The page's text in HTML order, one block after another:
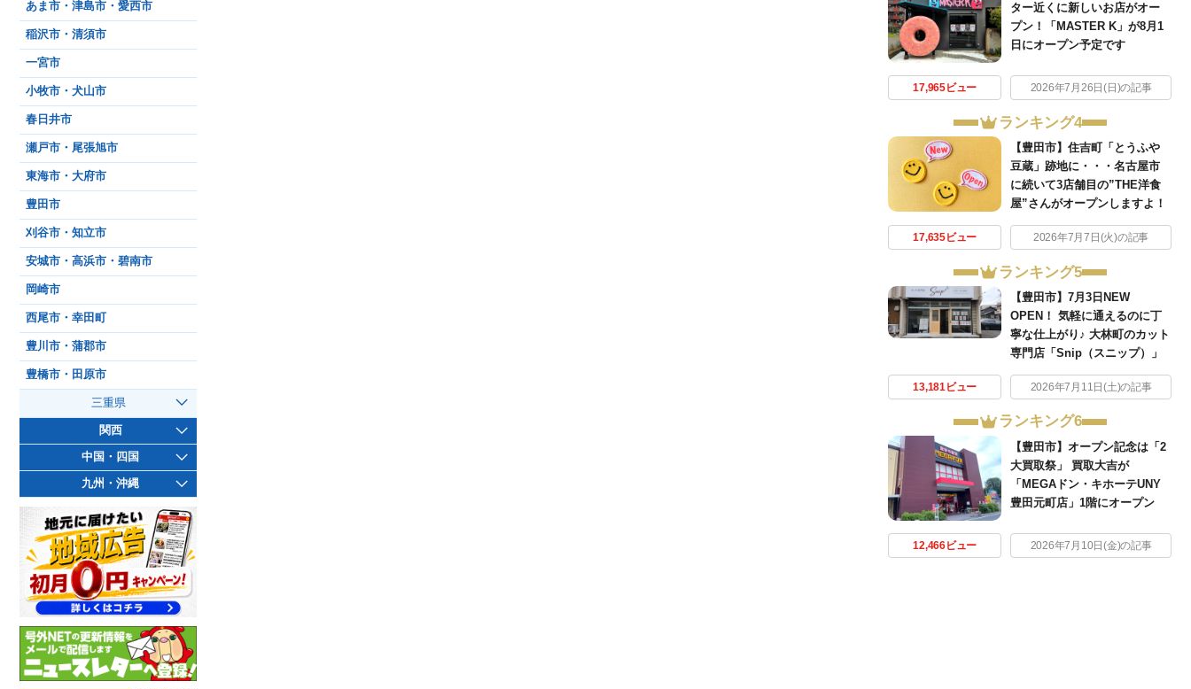
ター近くに新しいお店がオー
プン！「MASTER K」が8月1
日にオープン予定です
17,965ビュー 2026年7月26日(日)の記事
ランキング4
【豊田市】住吉町「とうふや
豆蔵」跡地に・・・名古屋市
に続いて3店舗目の”THE洋食
屋”さんがオープンしますよ！
17,635ビュー 2026年7月7日(火)の記事
ランキング5
【豊田市】7月3日NEW
OPEN！ 気軽に通えるのに丁
寧な仕上がり♪ 大林町のカット
専門店「Snip（スニップ）」
13,181ビュー 2026年7月11日(土)の記事
ランキング6
【豊田市】オープン記念は「2
大買取祭」 買取大吉が
「MEGAドン・キホーテUNY
豊田元町店」1階にオープン
12,466ビュー 2026年7月10日(金)の記事
あま市・津島市・愛西市
稲沢市・清須市
一宮市
小牧市・犬山市
春日井市
瀬戸市・尾張旭市
東海市・大府市
豊田市
刈谷市・知立市
安城市・高浜市・碧南市
岡崎市
西尾市・幸田町
豊川市・蒲郡市
豊橋市・田原市
三重県
関西
中国・四国
九州・沖縄